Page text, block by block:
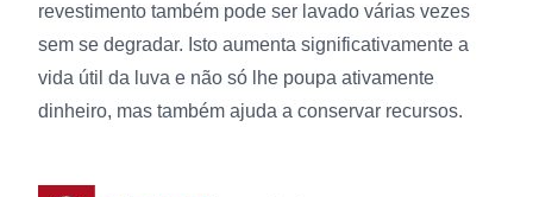
revestimento também pode ser lavado várias vezes
sem se degradar. Isto aumenta significativamente a
vida útil da luva e não só lhe poupa ativamente
dinheiro, mas também ajuda a conservar recursos.